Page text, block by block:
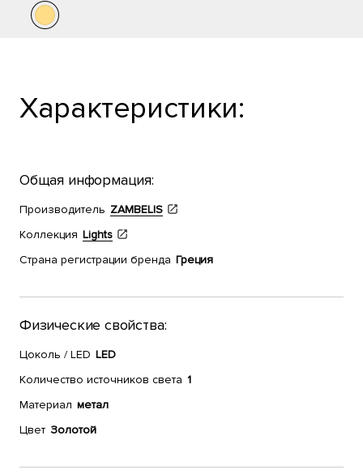
Характеристики:
Общая информация:
Производитель ZAMBELIS
Коллекция Lights
Страна регистрации бренда Греция
Физические свойства:
Цоколь / LED LED
Количество источников света 1
Материал метал
Цвет Золотой